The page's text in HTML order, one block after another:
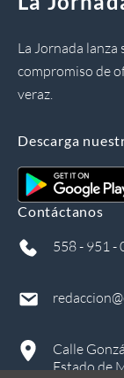
La Jornada
compromiso de
veraz.
Descarga
Contáctanos
558 - 951 -
Calle
Estado de